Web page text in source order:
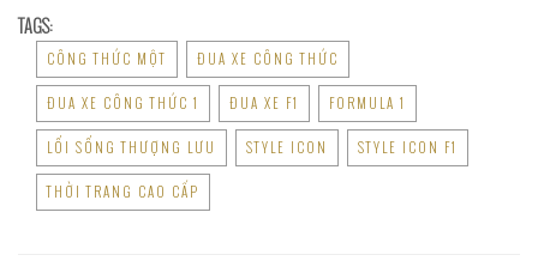
TAGS:
CÔNG THỨC MỘT ĐUA XE CÔNG THỨC
ĐUA XE CÔNG THỨC 1 ĐUA XE F1 FORMULA 1
LỐI SỐNG THƯỢNG LƯU STYLE ICON STYLE ICON F1
THỜI TRANG CAO CẤP